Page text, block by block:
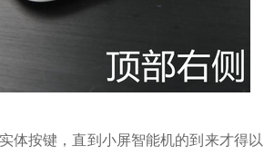
体按键，直到小屏智能机的到来才得以